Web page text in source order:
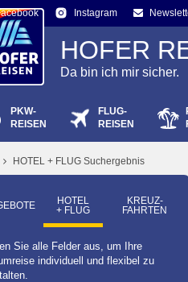
Instagram
HOFER
Da bin ich mir sicher.
PKW-
REISEN
FLUG-
REISEN
HOTEL + FLUG Suchergebnis
HOTEL
+ FLUG
KREUZ­
FAHRTEN
Sie alle Felder aus, um Ihre
individuell und flexibel zu